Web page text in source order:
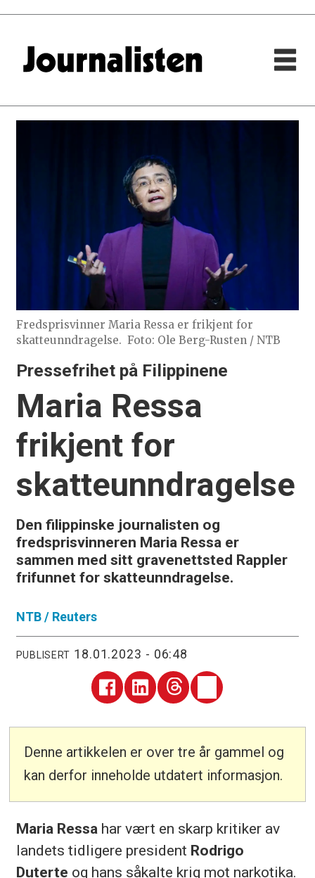
Fredsprisvinner Maria Ressa er frikjent for
skatteunndragelse. Foto: Ole Berg-Rusten / NTB
Pressefrihet på Filippinene
Maria Ressa
frikjent for
skatteunndragelse
Den filippinske journalisten og
fredsprisvinneren Maria Ressa er
sammen med sitt gravenettsted Rappler
frifunnet for skatteunndragelse.
NTB / Reuters
PUBLISERT 18.01.2023 - 06:48
Denne artikkelen er over tre år gammel og
kan derfor inneholde utdatert informasjon.
Maria Ressa har vært en skarp kritiker av
landets tidligere president Rodrigo
Duterte og hans såkalte krig mot narkotika.